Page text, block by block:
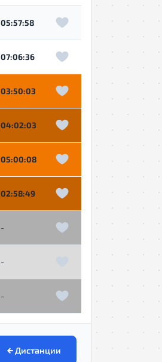
05:57:58
07:06:36
03:50:03
04:02:03
05:00:08
02:58:49
-
-
-
Дистанции